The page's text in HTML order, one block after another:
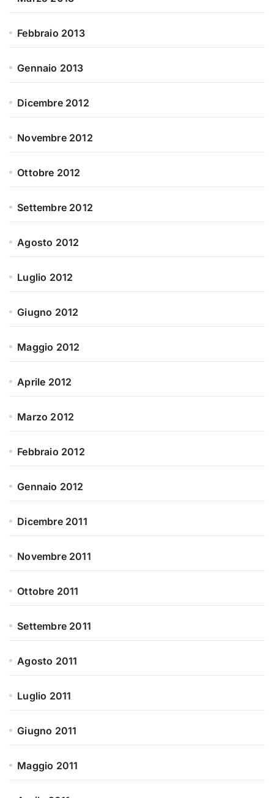
Febbraio 2013
Gennaio 2013
Dicembre 2012
Novembre 2012
Ottobre 2012
Settembre 2012
Agosto 2012
Luglio 2012
Giugno 2012
Maggio 2012
Aprile 2012
Marzo 2012
Febbraio 2012
Gennaio 2012
Dicembre 2011
Novembre 2011
Ottobre 2011
Settembre 2011
Agosto 2011
Luglio 2011
Giugno 2011
Maggio 2011